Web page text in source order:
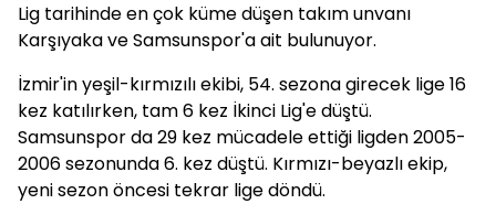
Lig tarihinde en çok küme düşen takım unvanı
Karşıyaka ve Samsunspor'a ait bulunuyor.
İzmir'in yeşil-kırmızılı ekibi, 54. sezona girecek lige 16
kez katılırken, tam 6 kez İkinci Lig'e düştü.
Samsunspor da 29 kez mücadele ettiği ligden 2005-
2006 sezonunda 6. kez düştü. Kırmızı-beyazlı ekip,
yeni sezon öncesi tekrar lige döndü.